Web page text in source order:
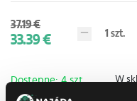
37.19 €
33.39 € 1 szt.
Dostępne: 4 szt. W